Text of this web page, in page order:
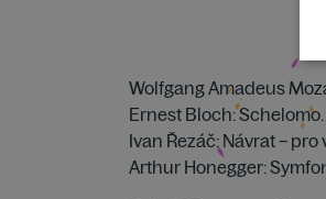
Wolfgang Amadeus
Ernest Bloch:
Ivan Řezáč: Návrat –
Arthur Honegger: